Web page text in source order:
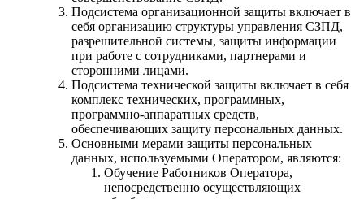
Подсистема организационной защиты включает в
себя организацию структуры управления СЗПД,
разрешительной системы, защиты информации
при работе с сотрудниками, партнерами и
сторонними лицами.
Подсистема технической защиты включает в себя
комплекс технических, программных,
программно-аппаратных средств,
обеспечивающих защиту персональных данных.
Основными мерами защиты персональных
данных, используемыми Оператором, являются:
Обучение Работников Оператора,
непосредственно осуществляющих